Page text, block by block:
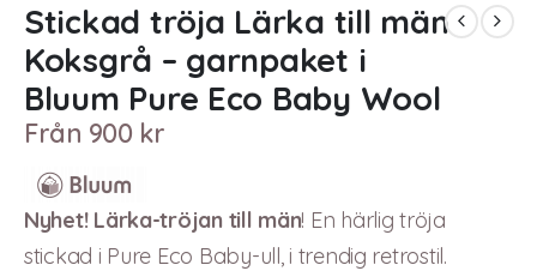
Stickad tröja Lärka till män
Koksgrå – garnpaket i
Bluum Pure Eco Baby Wool
Från 900 kr
Nyhet! Lärka-tröjan till män! En härlig tröja
stickad i Pure Eco Baby-ull, i trendig retrostil.